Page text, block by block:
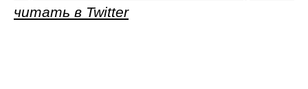
читать в Twitter